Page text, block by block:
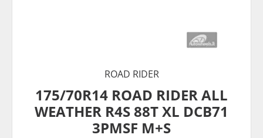
ROAD RIDER
175/70R14 ROAD RIDER ALL
WEATHER R4S 88T XL DCB71
3PMSF M+S